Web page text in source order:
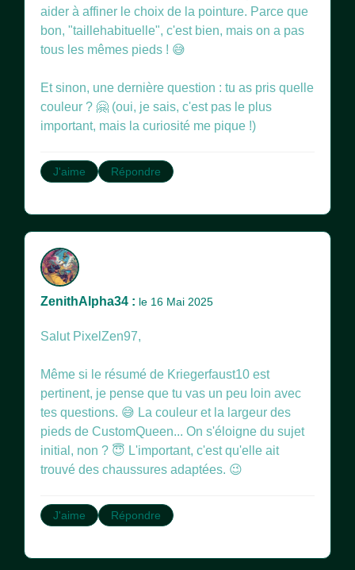
aider à affiner le choix de la pointure. Parce que
bon, "taillehabituelle", c'est bien, mais on a pas
tous les mêmes pieds ! 😅
Et sinon, une dernière question : tu as pris quelle
couleur ? 🤗 (oui, je sais, c'est pas le plus
important, mais la curiosité me pique !)
J'aime Répondre
ZenithAlpha34 : le 16 Mai 2025
Salut PixelZen97,
Même si le résumé de Kriegerfaust10 est
pertinent, je pense que tu vas un peu loin avec
tes questions. 😅 La couleur et la largeur des
pieds de CustomQueen... On s'éloigne du sujet
initial, non ? 😇 L'important, c'est qu'elle ait
trouvé des chaussures adaptées. 😉
J'aime Répondre